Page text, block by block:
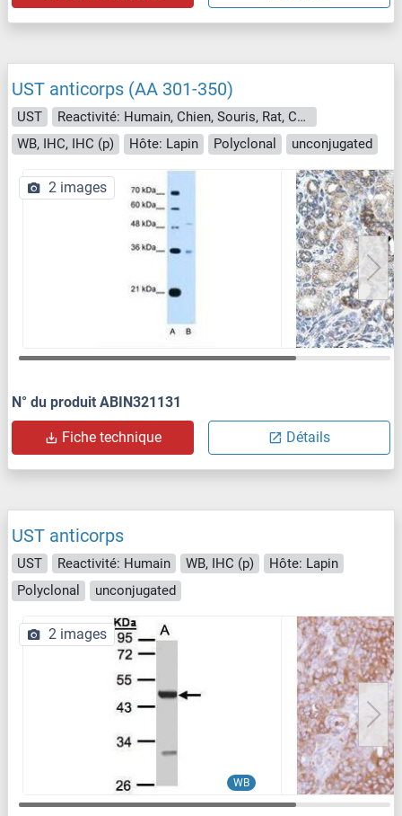
UST anticorps (AA 301-350)
UST
Reactivité: Humain, Chien, Souris, Rat, Cobaye, Cheval, Lapin, Hamster, Singe, Roussette (Chauve-souris), Porc
WB, IHC, IHC (p)
Hôte: Lapin Polyclonal unconjugated
2 images
N° du produit ABIN321131
Fiche technique Détails
UST anticorps
UST Reactivité: Humain WB, IHC (p)
Hôte: Lapin
Polyclonal
unconjugated
WB
2 images